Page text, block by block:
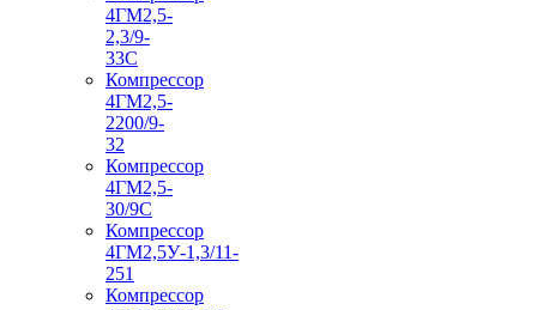
4ГМ2,5-
2,3/9-
33С
Компрессор
4ГМ2,5-
2200/9-
32
Компрессор
4ГМ2,5-
30/9С
Компрессор
4ГМ2,5У-1,3/11-
251
Компрессор